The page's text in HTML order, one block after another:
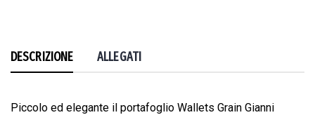
DESCRIZIONE ALLEGATI
Piccolo ed elegante il portafoglio Wallets Grain Gianni